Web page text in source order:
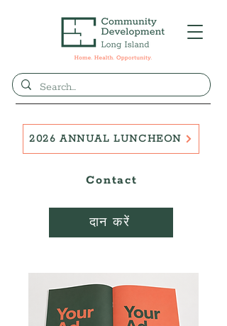
दान करें
Contact
2026 ANNUAL LUNCHEON